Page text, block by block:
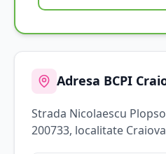
Adresa BCPI
Strada Nicolaescu
200733, localitate Craiova